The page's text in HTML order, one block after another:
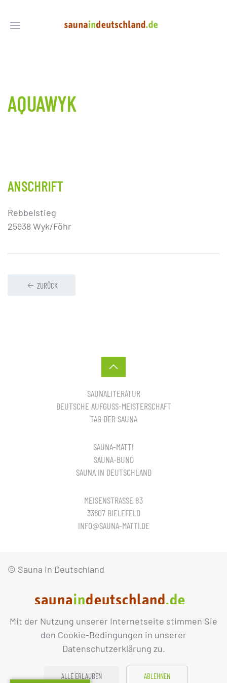
Mit der Nutzung unserer Internetseite stimmen Sie
den Cookie-Bedingungen in unserer
Datenschutzerklärung zu.
ALLE ERLAUBEN ABLEHNEN
AQUAWYK
ANSCHRIFT
Rebbelstieg
25938 Wyk/Föhr
ZURÜCK
SAUNALITERATUR
DEUTSCHE AUFGUSS-MEISTERSCHAFT
TAG DER SAUNA
SAUNA-MATTI
SAUNA-BUND
SAUNA IN DEUTSCHLAND
MEISENSTRASSE 83
33607 BIELEFELD
INFO@SAUNA-MATTI.DE
© Sauna in Deutschland
IMPRESSUM DATENSCHUTZ